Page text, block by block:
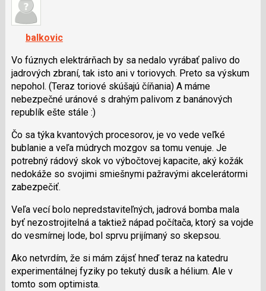
názor.
navigaci
lze
použít
i
klávesy
N
pro
a
P
pro
předchozí
nový
balkovic
Vo fúznych elektrárňach by sa nedalo vyrábať palivo do
jadrových zbraní, tak isto ani v toriovych. Preto sa výskum
nepohol. (Teraz toriové skúšajú číňania) A máme
nebezpečné uránové s drahým palivom z banánových
republík ešte stále :)
Čo sa týka kvantových procesorov, je vo vede veľké
bublanie a veľa múdrych mozgov sa tomu venuje. Je
potrebný rádový skok vo výbočtovej kapacite, aký kožák
nedokáže so svojimi smiešnymi pažravými akcelerátormi
zabezpečiť.
Veľa vecí bolo nepredstaviteľných, jadrová bomba mala
byť nezostrojitelná a taktiež nápad počítača, ktorý sa vojde
do vesmírnej lode, bol sprvu prijímaný so skepsou.
Ako netvrdím, že si mám zájsť hneď teraz na katedru
experimentálnej fyziky po tekutý dusík a hélium. Ale v
tomto som optimista.